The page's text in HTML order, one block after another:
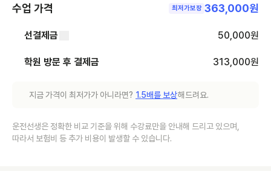
수업 가격 최저가보장 363,000원
선결제금 50,000원
학원 방문 후 결제금 313,000원
지금 가격이 최저가가 아니라면? 1.5배를 보상해드려요.
운전선생은 정확한 비교 기준을 위해 수강료만을 안내해 드리고 있으며,
따라서 보험비 등 추가 비용이 발생할 수 있습니다.